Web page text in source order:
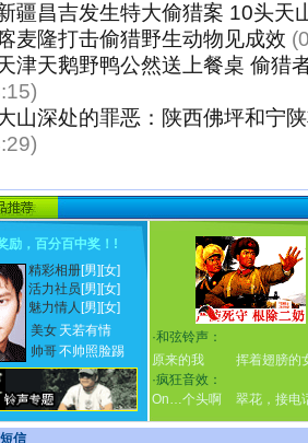
疆昌吉发生特大偷猎案 10头天
麦隆打击偷猎野生动物见成效
津天鹅野鸭公然送上餐桌 偷猎
山深处的罪恶：陕西佛坪和宁
励，百分百中奖！ !
精彩相册[男] [女]
活力社员 [男] [女]
魅力情人 [男] [女]
美女 天若有情
帅哥不帅照脸踢
·和弦铃声：
原来的我
挥着翅膀的
·疯狂音效：
On…个头啊
翠花，接
信